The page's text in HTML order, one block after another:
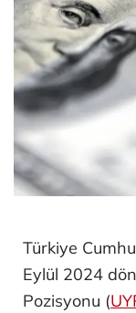
Türkiye
Eylül 2024
Pozisyonu (